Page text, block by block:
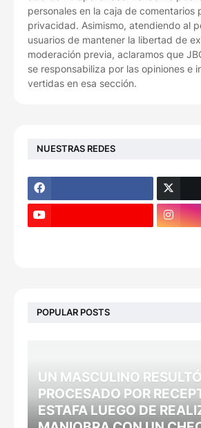
personales en la caja de comentarios
privacidad. Asimismo, atendiendo al
usuarios de mantener la libertad de
moderación previa, aclaramos que
se responsabiliza por las opiniones e
vertidas en esa sección.
NUESTRAS REDES
POPULAR POSTS
UN MASCULINO RESULTÓ
PROCESADO POR
ESTAFA LUEGO DE